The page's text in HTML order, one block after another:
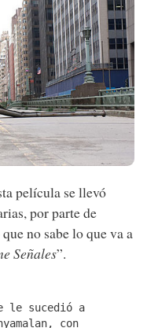
película se llevó
por parte de
no sabe lo que va a
Señales”.
le sucedió a
con